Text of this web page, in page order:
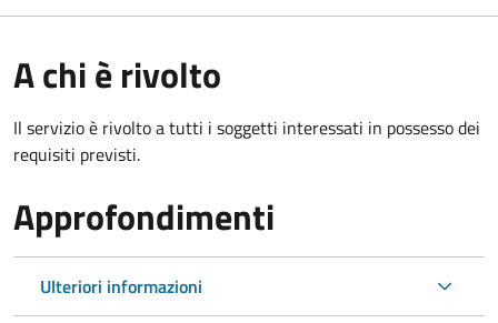
A chi è rivolto
Il servizio è rivolto a tutti i soggetti interessati in possesso dei
requisiti previsti.
Approfondimenti
Ulteriori informazioni